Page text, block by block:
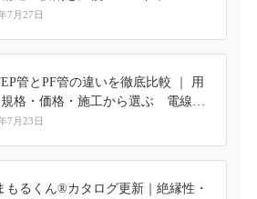
解説
7月27日
管とPF管の違いを徹底比較 ｜ 用
格・価格・施工から選ぶ 電線管
イド
7月23日
もるくん®カタログ更新｜絶縁性・